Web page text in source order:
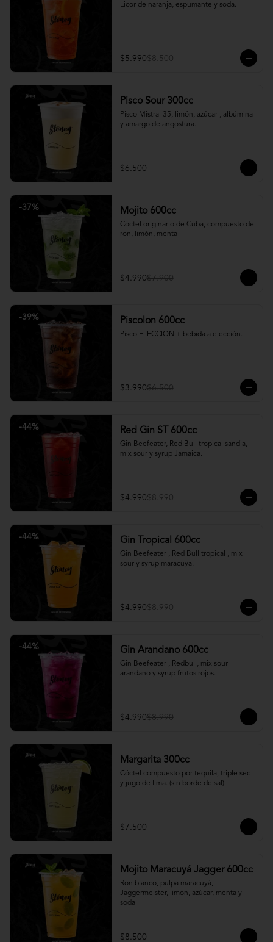
Licor de naranja, espumante y soda.
$5.990$8.500
Pisco Sour 300cc
Pisco Mistral 35, limón, azúcar , albúmina
y amargo de angostura.
$6.500
-37% Mojito 600cc
Cóctel originario de Cuba, compuesto de
ron, limón, menta
$4.990$7.900
-39% Piscolon 600cc
Pisco ELECCION + bebida a elección.
$3.990$6.500
-44% Red Gin ST 600cc
Gin Beefeater, Red Bull tropical sandia,
mix sour y syrup Jamaica.
$4.990$8.990
-44% Gin Tropical 600cc
Gin Beefeater , Red Bull tropical , mix
sour y syrup maracuya.
$4.990$8.990
-44% Gin Arandano 600cc
Gin Beefeater , Redbull, mix sour
arandano y syrup frutos rojos.
$4.990$8.990
Margarita 300cc
Cóctel compuesto por tequila, triple sec
y jugo de lima. (sin borde de sal)
$7.500
Mojito Maracuyá Jagger 600cc
Ron blanco, pulpa maracuyá,
Jaggermeister, limón, azúcar, menta y
soda
$8.500